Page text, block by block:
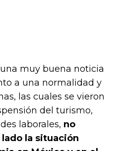
muy buena noticia
a una normalidad y
las cuales se vieron
del turismo,
laborales, no
la situación